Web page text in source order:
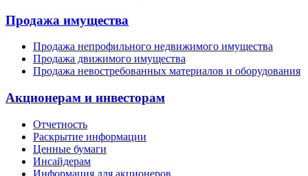
Продажа имущества
Продажа непрофильного недвижимого имущества
Продажа движимого имущества
Продажа невостребованных материалов и оборудования
Акционерам и инвесторам
Отчетность
Раскрытие информации
Ценные бумаги
Инсайдерам
Информация для акционеров